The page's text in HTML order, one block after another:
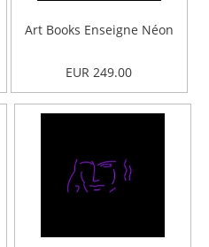
Art Books Enseigne Néon
EUR 249.00